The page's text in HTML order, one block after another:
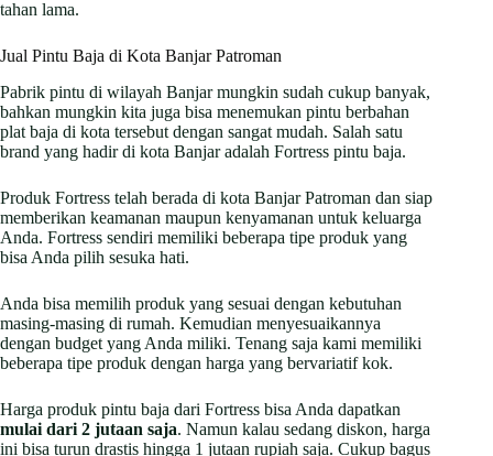
tahan lama.
Jual Pintu Baja di Kota Banjar Patroman
Pabrik pintu di wilayah Banjar mungkin sudah cukup banyak,
bahkan mungkin kita juga bisa menemukan pintu berbahan
plat baja di kota tersebut dengan sangat mudah. Salah satu
brand yang hadir di kota Banjar adalah Fortress pintu baja.
Produk Fortress telah berada di kota Banjar Patroman dan siap
memberikan keamanan maupun kenyamanan untuk keluarga
Anda. Fortress sendiri memiliki beberapa tipe produk yang
bisa Anda pilih sesuka hati.
Anda bisa memilih produk yang sesuai dengan kebutuhan
masing-masing di rumah. Kemudian menyesuaikannya
dengan budget yang Anda miliki. Tenang saja kami memiliki
beberapa tipe produk dengan harga yang bervariatif kok.
Harga produk pintu baja dari Fortress bisa Anda dapatkan
mulai dari 2 jutaan saja. Namun kalau sedang diskon, harga
ini bisa turun drastis hingga 1 jutaan rupiah saja. Cukup bagus